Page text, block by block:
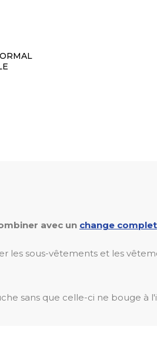
avec un change complet
les sous-vêtements et les
sans que celle-ci ne bouge à